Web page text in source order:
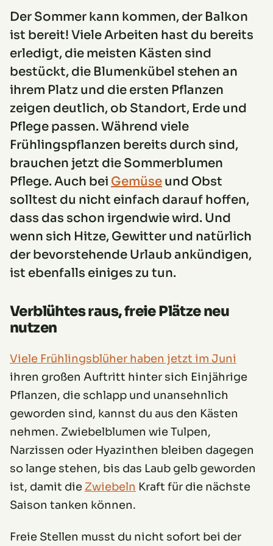
Der Sommer kann kommen, der Balkon
ist bereit! Viele Arbeiten hast du bereits
erledigt, die meisten Kästen sind
bestückt, die Blumenkübel stehen an
ihrem Platz und die ersten Pflanzen
zeigen deutlich, ob Standort, Erde und
Pflege passen. Während viele
Frühlingspflanzen bereits durch sind,
brauchen jetzt die Sommerblumen
Pflege. Auch bei Gemüse und Obst
solltest du nicht einfach darauf hoffen,
dass das schon irgendwie wird. Und
wenn sich Hitze, Gewitter und natürlich
der bevorstehende Urlaub ankündigen,
ist ebenfalls einiges zu tun.
Verblühtes raus, freie Plätze neu
nutzen
Viele Frühlingsblüher haben jetzt im Juni
ihren großen Auftritt hinter sich Einjährige
Pflanzen, die schlapp und unansehnlich
geworden sind, kannst du aus den Kästen
nehmen. Zwiebelblumen wie Tulpen,
Narzissen oder Hyazinthen bleiben dagegen
so lange stehen, bis das Laub gelb geworden
ist, damit die Zwiebeln Kraft für die nächste
Saison tanken können.
Freie Stellen musst du nicht sofort bei der